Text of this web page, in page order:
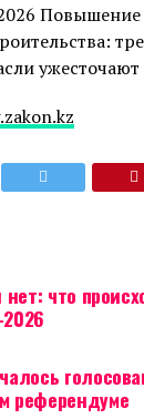
Повышение
ужесточают
нет: что
референдуме